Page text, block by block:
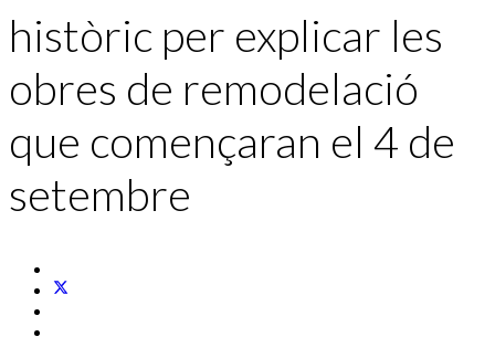
històric per explicar les
obres de remodelació
que començaran el 4 de
setembre